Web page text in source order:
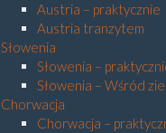
Austria – praktycznie
Austria tranzytem
Słowenia
Słowenia –
Słowenia – Wśród
Chorwacja
Chorwacja –